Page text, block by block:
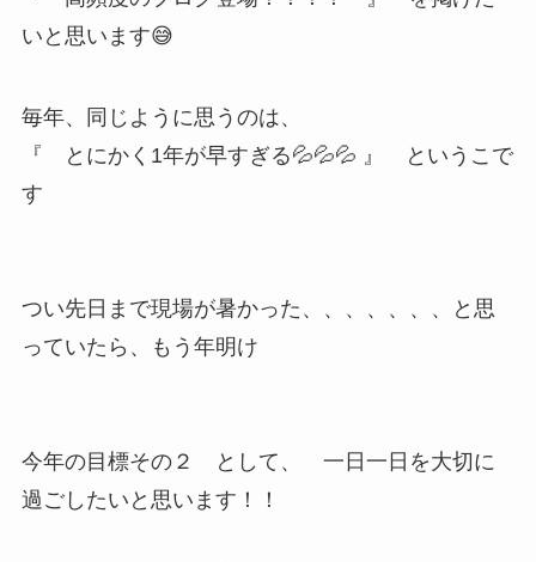
いと思います😅
毎年、同じように思うのは、
『 とにかく1年が早すぎる💦💦💦 』 というこで
す
つい先日まで現場が暑かった、、、、、、、と思
っていたら、もう年明け
今年の目標その２ として、 一日一日を大切に
過ごしたいと思います！！